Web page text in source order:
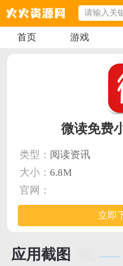
首页 游戏
微读免费
类型： 阅读资讯
大小： 6.8M
官网：
立即
应用截图